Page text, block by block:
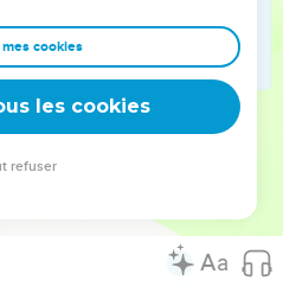
pour l’Eglise d’aujourd’hui,
et encouragement
monde.
reserved worldwide.
cookies
les cookies
refuser